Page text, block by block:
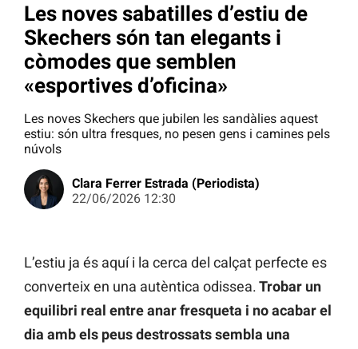
Les noves sabatilles d’estiu de
Skechers són tan elegants i
còmodes que semblen
«esportives d’oficina»
Les noves Skechers que jubilen les sandàlies aquest
estiu: són ultra fresques, no pesen gens i camines pels
núvols
Clara Ferrer Estrada (Periodista)
22/06/2026 12:30
L’estiu ja és aquí i la cerca del calçat perfecte es
converteix en una autèntica odissea. Trobar un
equilibri real entre anar fresqueta i no acabar el
dia amb els peus destrossats sembla una